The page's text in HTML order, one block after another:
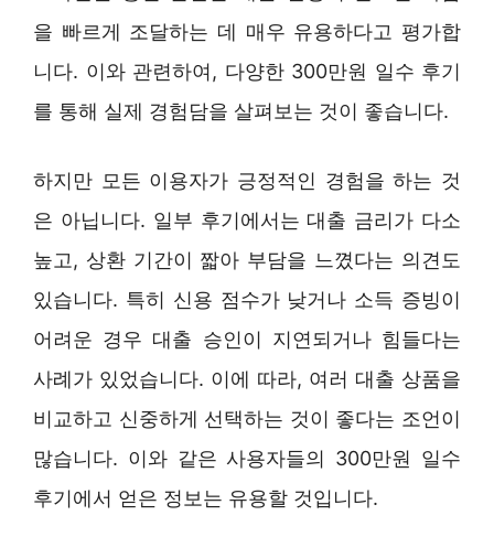
을 빠르게 조달하는 데 매우 유용하다고 평가합
니다. 이와 관련하여, 다양한 300만원 일수 후기
를 통해 실제 경험담을 살펴보는 것이 좋습니다.
하지만 모든 이용자가 긍정적인 경험을 하는 것
은 아닙니다. 일부 후기에서는 대출 금리가 다소
높고, 상환 기간이 짧아 부담을 느꼈다는 의견도
있습니다. 특히 신용 점수가 낮거나 소득 증빙이
어려운 경우 대출 승인이 지연되거나 힘들다는
사례가 있었습니다. 이에 따라, 여러 대출 상품을
비교하고 신중하게 선택하는 것이 좋다는 조언이
많습니다. 이와 같은 사용자들의 300만원 일수
후기에서 얻은 정보는 유용할 것입니다.